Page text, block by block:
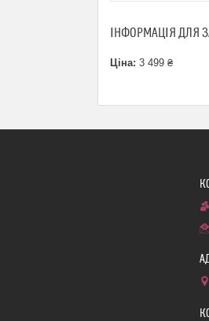
ІНФОРМАЦІЯ ДЛЯ
Ціна: 3 499 ₴